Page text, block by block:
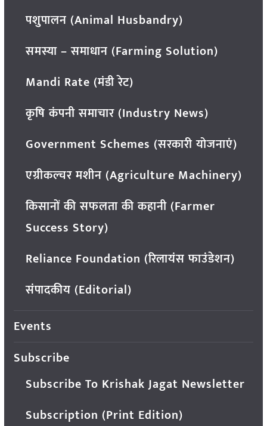
पशुपालन (Animal Husbandry)
समस्या – समाधान (Farming Solution)
Mandi Rate (मंडी रेट)
कृषि कंपनी समाचार (Industry News)
Government Schemes (सरकारी योजनाएं)
एग्रीकल्चर मशीन (Agriculture Machinery)
किसानों की सफलता की कहानी (Farmer
Success Story)
Reliance Foundation (रिलायंस फाउंडेशन)
संपादकीय (Editorial)
Events
Subscribe
Subscribe To Krishak Jagat Newsletter
Subscription (Print Edition)